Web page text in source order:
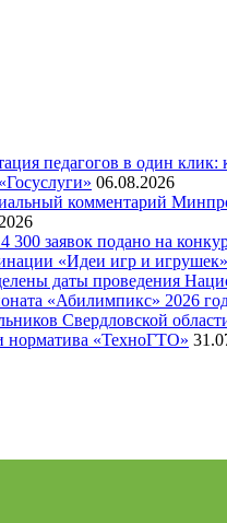
педагогов в один клик:
06.08.2026
комментарий
300 заявок подано на
«Идеи игр и игрушек»
даты проведения
«Абилимпикс» 2026
Свердловской
норматива «ТехноГТО»